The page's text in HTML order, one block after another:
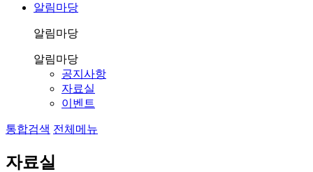
알림마당
알림마당
알림마당
공지사항
자료실
이벤트
통합검색 전체메뉴
자료실